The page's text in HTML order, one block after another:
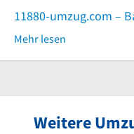
11880-umzug.com –
Mehr lesen
Weitere